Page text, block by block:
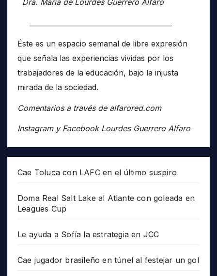
Dra. María de Lourdes Guerrero Alfaro
Éste es un espacio semanal de libre expresión
que señala las experiencias vividas por los
trabajadores de la educación, bajo la injusta
mirada de la sociedad.
Comentarios a través de alfarored.com
Instagram y Facebook Lourdes Guerrero Alfaro
Cae Toluca con LAFC en el último suspiro
Doma Real Salt Lake al Atlante con goleada en
Leagues Cup
Le ayuda a Sofía la estrategia en JCC
Cae jugador brasileño en túnel al festejar un gol